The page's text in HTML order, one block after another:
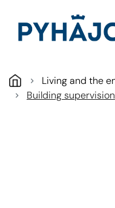
Living and the
Building supervision